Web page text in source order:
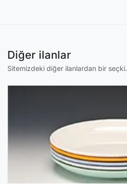
Diğer ilanlar
Sitemizdeki diğer ilanlardan bir seçki.